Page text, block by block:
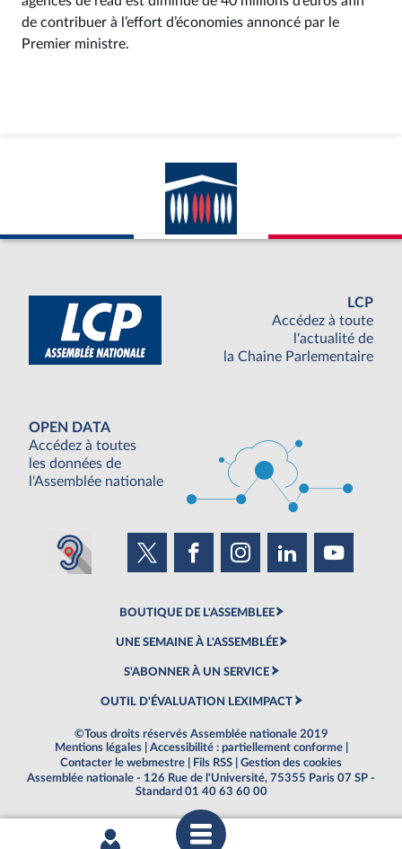
de contribuer à l’effort d’économies annoncé par le
Premier ministre.
LCP
Accédez à toute
l'actualité de
la Chaine Parlementaire
OPEN DATA
Accédez à toutes
les données de
l'Assemblée nationale
BOUTIQUE DE L'ASSEMBLEE
UNE SEMAINE À L'ASSEMBLÉE
S'ABONNER À UN SERVICE
OUTIL D'ÉVALUATION LEXIMPACT
©Tous droits réservés Assemblée nationale 2019
Mentions légales
Accessibilité : partiellement conforme
Contacter le webmestre
Fils RSS
Gestion des cookies
Assemblée nationale - 126 Rue de l'Université, 75355 Paris 07 SP -
Standard 01 40 63 60 00